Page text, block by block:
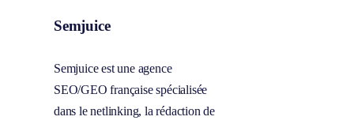
Semjuice
Semjuice est une agence
SEO/GEO française spécialisée
dans le netlinking, la rédaction de